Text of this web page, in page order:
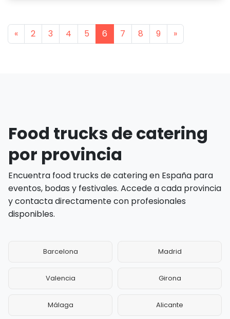
«Previous
2 3 4 5 6 7 8 9 »Next
Food trucks de catering
por provincia
Encuentra food trucks de catering en España para
eventos, bodas y festivales. Accede a cada provincia
y contacta directamente con profesionales
disponibles.
Barcelona Madrid
Valencia Girona
Málaga Alicante